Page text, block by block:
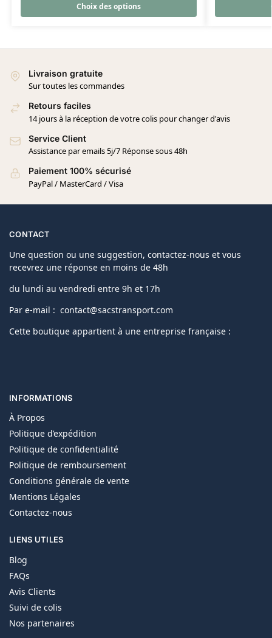
Choix des options
Livraison gratuite
Sur toutes les commandes
Retours faciles
14 jours à la réception de votre colis pour changer d'avis
Service Client
Assistance par emails 5j/7 Réponse sous 48h
Paiement 100% sécurisé
PayPal / MasterCard / Visa
CONTACT
Une question ou une suggestion, contactez-nous et vous
recevrez une réponse en moins de 48h
du lundi au vendredi entre 9h et 17h
Par e-mail : contact@sacstransport.com
Cette boutique appartient à une entreprise française :
INFORMATIONS
À Propos
Politique d’expédition
Politique de confidentialité
Politique de remboursement
Conditions générale de vente
Mentions Légales
Contactez-nous
LIENS UTILES
Blog
FAQs
Avis Clients
Suivi de colis
Nos partenaires